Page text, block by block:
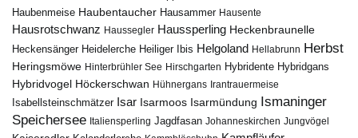
Haubenmeise Haubentaucher Hausammer Hausente
Hausrotschwanz Haussegler Haussperling Heckenbraunelle
Heckensänger Heidelerche Heiliger Ibis Helgoland Hellabrunn Herbst
Heringsmöwe Hinterbrühler See Hirschgarten Hybridente Hybridgans
Hybridvogel Höckerschwan Hühnergans Irantrauermeise
Isabellsteinschmätzer Isar Isarmoos Isarmündung Ismaninger
Speichersee Italiensperling Jagdfasan Johanneskirchen Jungvögel